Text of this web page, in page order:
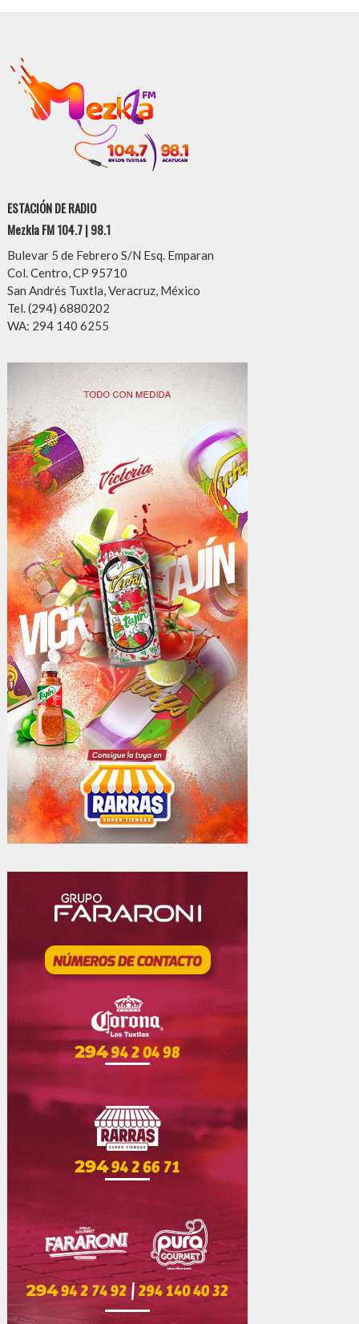
ESTACIÓN DE RADIO
Mezkla FM 104.7 | 98.1
Bulevar 5 de Febrero S/N Esq. Emparan
Col. Centro, CP 95710
San Andrés Tuxtla, Veracruz, México
Tel. (294) 6880202
WA: 294 140 6255